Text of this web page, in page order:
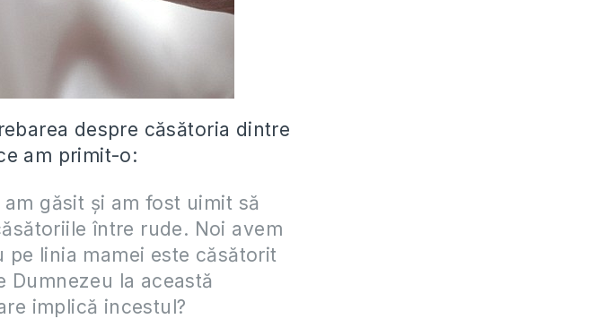
despre căsătoria dintre
am primit-o:
găsit şi am fost uimit să
între rude. Noi avem
pe linia mamei este căsătorit
Dumnezeu la această
implică incestul?